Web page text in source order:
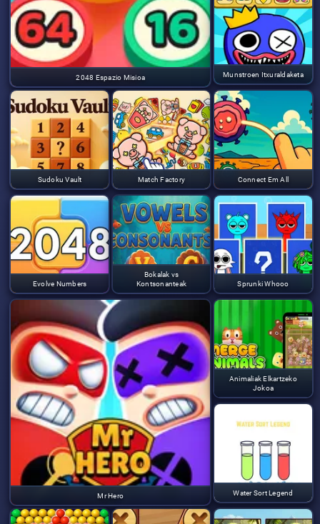
2048 Espazio Misioa Munstroen Itxuraldaketa
Sudoku Vault Match Factory Connect Em All
Evolve Numbers
Bokalak vs
Kontsonanteak
Mr Hero
Sprunki Whooo
Animaliak Elkartzeko
Jokoa
Water Sort Legend